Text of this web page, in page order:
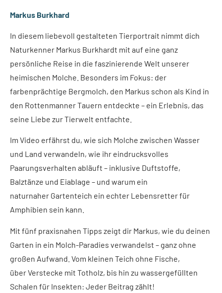
Markus Burkhard
In diesem liebevoll gestalteten Tierportrait nimmt dich
Naturkenner Markus Burkhardt mit auf eine ganz
persönliche Reise in die faszinierende Welt unserer
heimischen Molche. Besonders im Fokus: der
farbenprächtige Bergmolch, den Markus schon als Kind in
den Rottenmanner Tauern entdeckte – ein Erlebnis, das
seine Liebe zur Tierwelt entfachte.
Im Video erfährst du, wie sich Molche zwischen Wasser
und Land verwandeln, wie ihr eindrucksvolles
Paarungsverhalten abläuft – inklusive Duftstoffe,
Balztänze und Eiablage – und warum ein
naturnaher Gartenteich ein echter Lebensretter für
Amphibien sein kann.
Mit fünf praxisnahen Tipps zeigt dir Markus, wie du deinen
Garten in ein Molch-Paradies verwandelst – ganz ohne
großen Aufwand. Vom kleinen Teich ohne Fische,
über Verstecke mit Totholz, bis hin zu wassergefüllten
Schalen für Insekten: Jeder Beitrag zählt!